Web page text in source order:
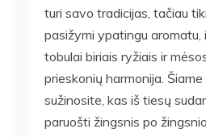
turi savo tradicijas, tačiau
pasižymi ypatingu aromatu,
tobulai biriais ryžiais ir
prieskonių harmonija.
sužinosite, kas iš tiesų
paruošti žingsnis po